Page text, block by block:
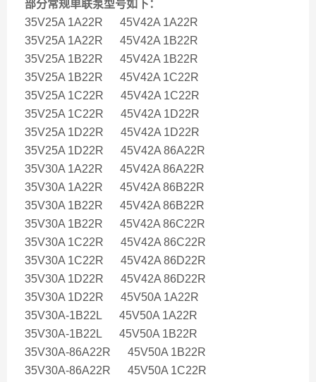
部分常规单联泵型号如下：
35V25A 1A22R 45V42A 1A22R
35V25A 1A22R 45V42A 1B22R
35V25A 1B22R 45V42A 1B22R
35V25A 1B22R 45V42A 1C22R
35V25A 1C22R 45V42A 1C22R
35V25A 1C22R 45V42A 1D22R
35V25A 1D22R 45V42A 1D22R
35V25A 1D22R 45V42A 86A22R
35V30A 1A22R 45V42A 86A22R
35V30A 1A22R 45V42A 86B22R
35V30A 1B22R 45V42A 86B22R
35V30A 1B22R 45V42A 86C22R
35V30A 1C22R 45V42A 86C22R
35V30A 1C22R 45V42A 86D22R
35V30A 1D22R 45V42A 86D22R
35V30A 1D22R 45V50A 1A22R
35V30A-1B22L 45V50A 1A22R
35V30A-1B22L 45V50A 1B22R
35V30A-86A22R 45V50A 1B22R
35V30A-86A22R 45V50A 1C22R